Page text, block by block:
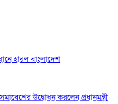
হারল বাংলাদেশ
উদ্বোধন করলেন প্রধানমন্ত্রী